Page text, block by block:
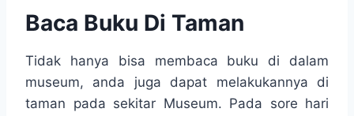
Baca Buku Di Taman
Tidak hanya bisa membaca buku di dalam
museum, anda juga dapat melakukannya di
taman pada sekitar Museum. Pada sore hari